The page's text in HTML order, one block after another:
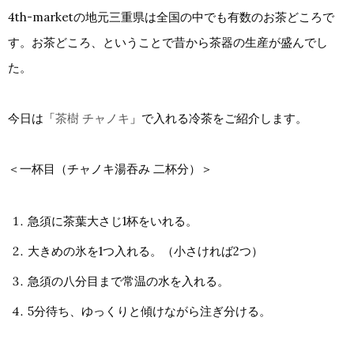
4th-marketの地元三重県は全国の中でも有数のお茶どころで
す。お茶どころ、ということで昔から茶器の生産が盛んでし
た。
今日は「茶樹 チャノキ 」で入れる冷茶をご紹介します。
＜一杯目（チャノキ湯吞み 二杯分）＞
急須に茶葉大さじ1杯をいれる。
大きめの氷を1つ入れる。（小さければ2つ）
急須の八分目まで常温の水を入れる。
5分待ち、ゆっくりと傾けながら注ぎ分ける。